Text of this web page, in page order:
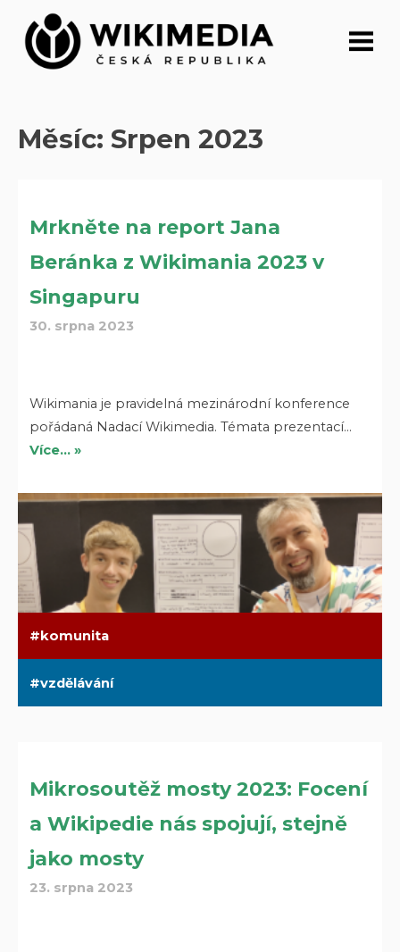
Přeskočit
obsah
Měsíc: Srpen 2023
Mrkněte na report Jana
Beránka z Wikimania 2023 v
Singapuru
30. srpna 2023
Wikimania je pravidelná mezinárodní konference
pořádaná Nadací Wikimedia. Témata prezentací…
Více… »
komunita
vzdělávání
Mikrosoutěž mosty 2023: Focení
a Wikipedie nás spojují, stejně
jako mosty
23. srpna 2023